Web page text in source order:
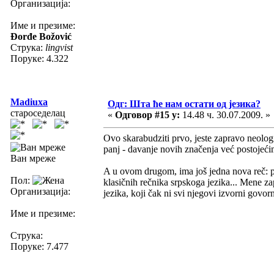
Организација:
Име и презиме:
Đorđe Božović
Струка: lingvist
Поруке: 4.322
Madiuxa
староседелац
Ван мреже
Пол:
Организација:
Име и презиме:
Струка:
Поруке: 7.477
Одг: Шта ће нам остати од језика?
« Одговор #15 у: 14.48 ч. 30.07.2009. »
Ovo skarabudziti prvo, jeste zapravo
panj - davanje novih značenja već
A u ovom drugom, ima još jedna nova reč:
klasičnih rečnika srpskoga jezika... Mene
jezika, koji čak ni svi njegovi izvorni